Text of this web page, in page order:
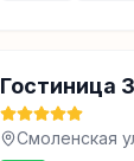
Гостиница
Смоленская